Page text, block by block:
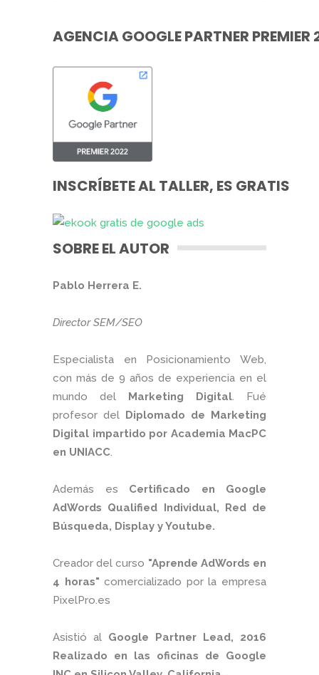
AGENCIA GOOGLE PARTNER PREMIER
INSCRÍBETE AL TALLER, ES GRATIS
SOBRE EL AUTOR
Pablo Herrera E.
Director SEM/SEO
Especialista en Posicionamiento Web,
con más de 9 años de experiencia en el
mundo del Marketing Digital. Fué
profesor del Diplomado de Marketing
Digital impartido por Academia MacPC
en UNIACC.
Además es Certificado en Google
AdWords Qualified Individual, Red de
Búsqueda, Display y Youtube.
Creador del curso "Aprende AdWords en
4 horas" comercializado por la empresa
PixelPro.es
Asistió al Google Partner Lead, 2016
Realizado en las oficinas de Google